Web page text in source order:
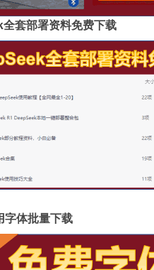
套部署资料免费下载
字体批量下载